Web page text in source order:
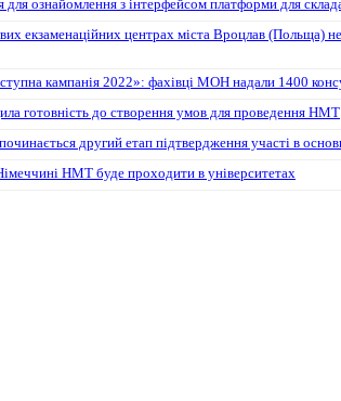
для ознайомлення з інтерфейсом платформи для
екзаменаційних центрах міста Вроцлав (Польща)
кампанія 2022»: фахівці МОН надали 1400
готовність до створення умов для проведення НМТ
другий етап підтвердження участі в
НМТ буде проходити в університетах